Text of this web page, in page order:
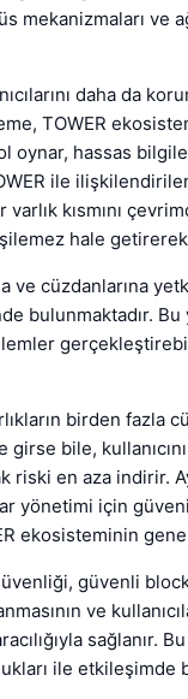
mekanizmaları ve
daha da
TOWER
oynar, hassas
ile
varlık kısmını
hale
ve cüzdanlarına
bulunmaktadır. Bu
birden fazla
bile,
riski en aza indirir.
yönetimi için
ekosisteminin
güvenli
ve
sağlanır.
ile